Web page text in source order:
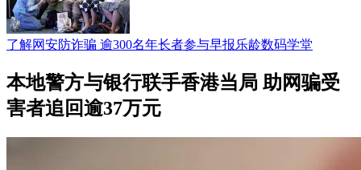
了解网安防诈骗 逾300名年长者参与早报乐龄数码学堂
本地警方与银行联手香港当局 助网骗受
害者追回逾37万元